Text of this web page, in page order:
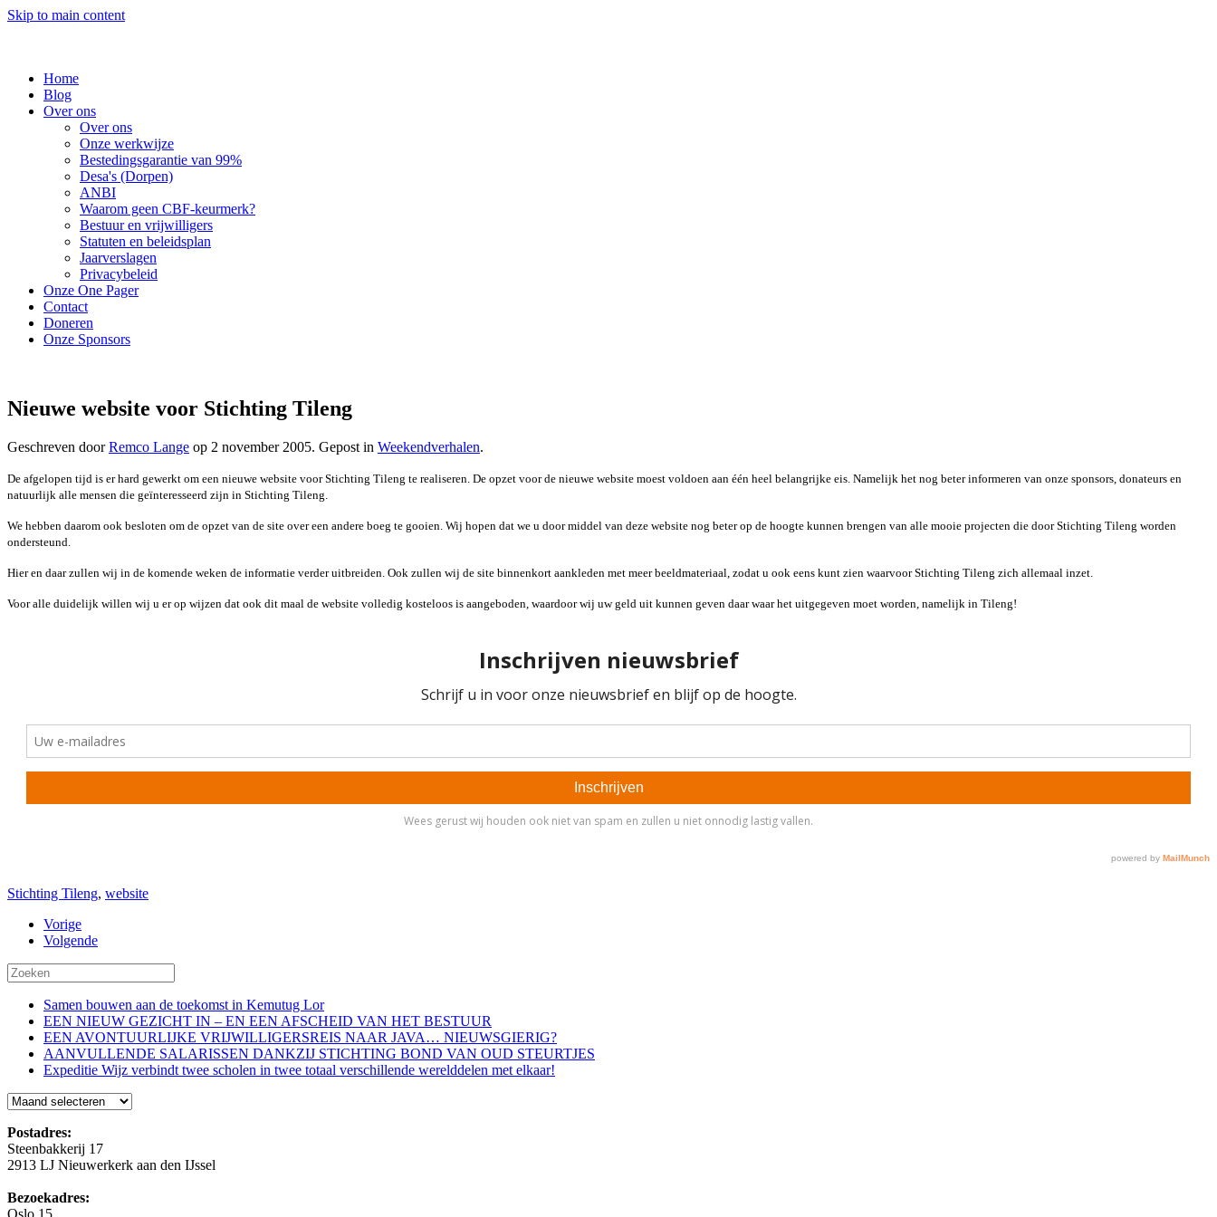
Skip to main content
Home
Blog
Over ons
Over ons
Onze werkwijze
Bestedingsgarantie van 99%
Desa's (Dorpen)
ANBI
Waarom geen CBF-keurmerk?
Bestuur en vrijwilligers
Statuten en beleidsplan
Jaarverslagen
Privacybeleid
Onze One Pager
Contact
Doneren
Onze Sponsors
Nieuwe website voor Stichting Tileng
Geschreven doorRemco Lange op 2 november 2005. Gepost in Weekendverhalen.
De afgelopen tijd is er hard gewerkt om een nieuwe website voor Stichting Tileng te realiseren. De opzet voor de nieuwe website moest voldoen aan één heel belangrijke eis. Namelijk het nog beter informeren van onze sponsors, donateurs en
natuurlijk alle mensen die geïnteresseerd zijn in Stichting Tileng.
We hebben daarom ook besloten om de opzet van de site over een andere boeg te gooien. Wij hopen dat we u door middel van deze website nog beter op de hoogte kunnen brengen van alle mooie projecten die door Stichting Tileng worden
ondersteund.
Hier en daar zullen wij in de komende weken de informatie verder uitbreiden. Ook zullen wij de site binnenkort aankleden met meer beeldmateriaal, zodat u ook eens kunt zien waarvoor Stichting Tileng zich allemaal inzet.
Voor alle duidelijk willen wij u er op wijzen dat ook dit maal de website volledig kosteloos is aangeboden, waardoor wij uw geld uit kunnen geven daar waar het uitgegeven moet worden, namelijk in Tileng!
Stichting Tileng, website
Vorige
Volgende
Samen bouwen aan de toekomst in Kemutug Lor
EEN NIEUW GEZICHT IN – EN EEN AFSCHEID VAN HET BESTUUR
EEN AVONTUURLIJKE VRIJWILLIGERSREIS NAAR JAVA… NIEUWSGIERIG?
AANVULLENDE SALARISSEN DANKZIJ STICHTING BOND VAN OUD STEURTJES
Expeditie Wijz verbindt twee scholen in twee totaal verschillende werelddelen met elkaar!
Blog
Postadres:
Steenbakkerij 17
2913 LJ Nieuwerkerk aan den IJssel
Bezoekadres:
Oslo 15